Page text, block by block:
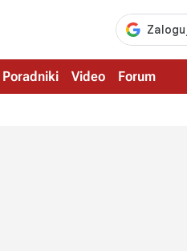
Poradniki Video Forum